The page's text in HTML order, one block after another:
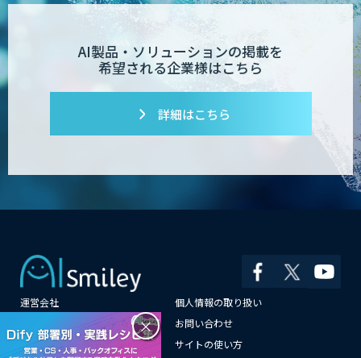
AI製品・ソリューションの掲載を
希望される企業様はこちら
詳細はこちら
運営会社
個人情報の取り扱い
お問い合わせ
メールマガジン登録
サイトの使い方
×